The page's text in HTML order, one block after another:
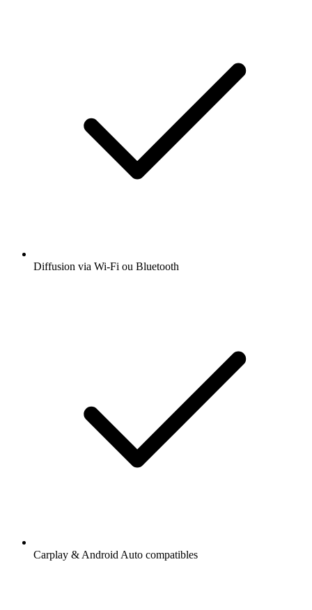
Diffusion via Wi-Fi ou Bluetooth
Carplay & Android Auto compatibles